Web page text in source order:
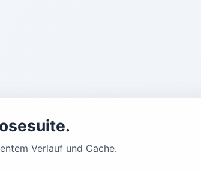
Verlauf und Cache.